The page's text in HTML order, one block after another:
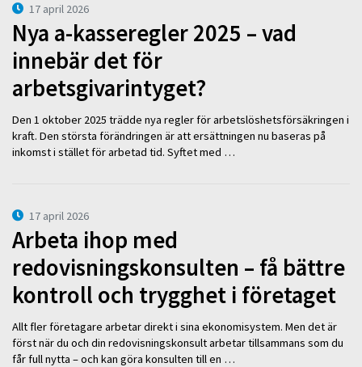
17 april 2026
Nya a-kasseregler 2025 – vad
innebär det för
arbetsgivarintyget?
Den 1 oktober 2025 trädde nya regler för arbetslöshetsförsäkringen i
kraft. Den största förändringen är att ersättningen nu baseras på
inkomst i stället för arbetad tid. Syftet med …
17 april 2026
Arbeta ihop med
redovisningskonsulten – få bättre
kontroll och trygghet i företaget
Allt fler företagare arbetar direkt i sina ekonomisystem. Men det är
först när du och din redovisningskonsult arbetar tillsammans som du
får full nytta – och kan göra konsulten till en …